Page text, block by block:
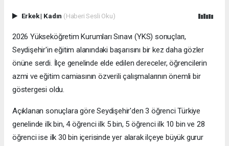
Erkek| Kadın (Haberi Sesli Oku)
2026 Yükseköğretim Kurumları Sınavı (YKS) sonuçları,
Seydişehir'in eğitim alanındaki başarısını bir kez daha gözler
önüne serdi. İlçe genelinde elde edilen dereceler, öğrencilerin
azmi ve eğitim camiasının özverili çalışmalarının önemli bir
göstergesi oldu.
Açıklanan sonuçlara göre Seydişehir'den 3 öğrenci Türkiye
genelinde ilk bin, 4 öğrenci ilk 5 bin, 5 öğrenci ilk 10 bin ve 28
öğrenci ise ilk 30 bin içerisinde yer alarak ilçeye büyük gurur